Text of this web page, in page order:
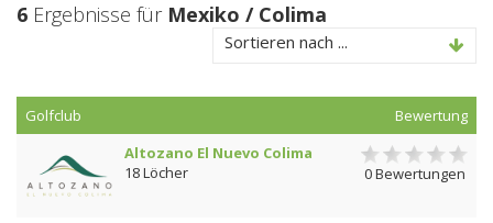
6 Ergebnisse für Mexiko / Colima
Sortieren nach ...
Golfclub
Bewertung
Altozano El Nuevo Colima
18 Löcher
0 Bewertungen